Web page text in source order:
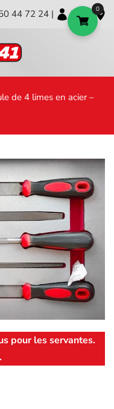
44 72 24 | | |
de 4 limes en acier –
pour les servantes.
0